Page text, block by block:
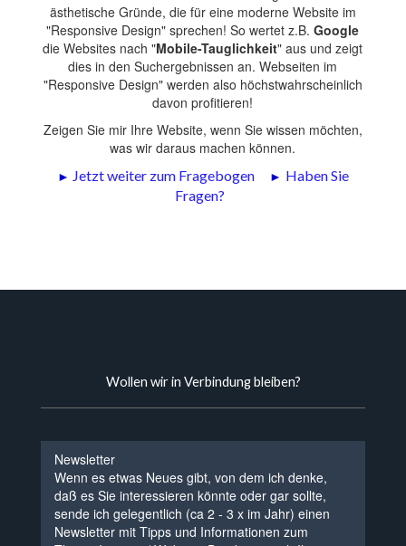
ästhetische Gründe, die für eine moderne Website im
"Responsive Design" sprechen! So wertet z.B.Google
die Websites nach "Mobile-Tauglichkeit" aus und zeigt
dies in den Suchergebnissen an. Webseiten im
"Responsive Design" werden also höchstwahrscheinlich
davon profitieren!
Zeigen Sie mir Ihre Website, wenn Sie wissen möchten,
was wir daraus machen können.
► Jetzt weiter zum Fragebogen► Haben Sie
Fragen?
Wollen wir in Verbindung bleiben?